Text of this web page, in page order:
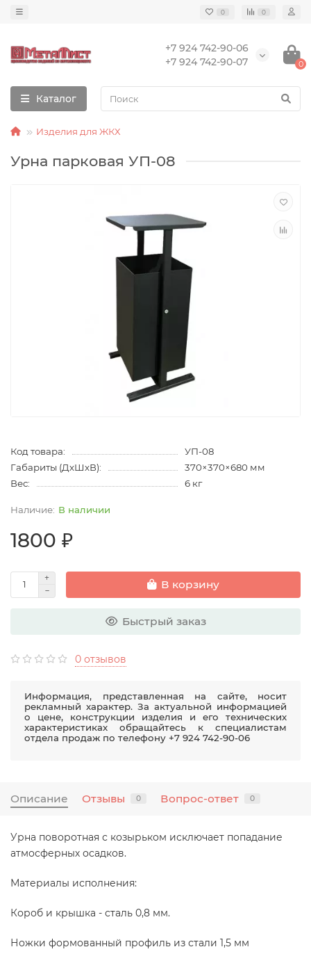
0 0
+7 924 742-90-06
+7 924 742-90-07
0
Каталог
Изделия для ЖКХ
Урна парковая УП-08
Код товара:
УП-08
Габариты (ДхШхВ):
370×370×680 мм
Вес:
6 кг
В наличии
1800 ₽
В корзину
Быстрый заказ
0 отзывов
Информация, представленная на сайте, носит
рекламный характер. За актуальной информацией
о цене, конструкции изделия и его технических
характеристиках обращайтесь к специалистам
отдела продаж по телефону +7 924 742-90-06
Описание Отзывы 0 Вопрос-ответ 0
Урна поворотная с козырьком исключает попадание
атмосферных осадков.
Материалы исполнения:
Короб и крышка - сталь 0,8 мм.
Ножки формованный профиль из стали 1,5 мм